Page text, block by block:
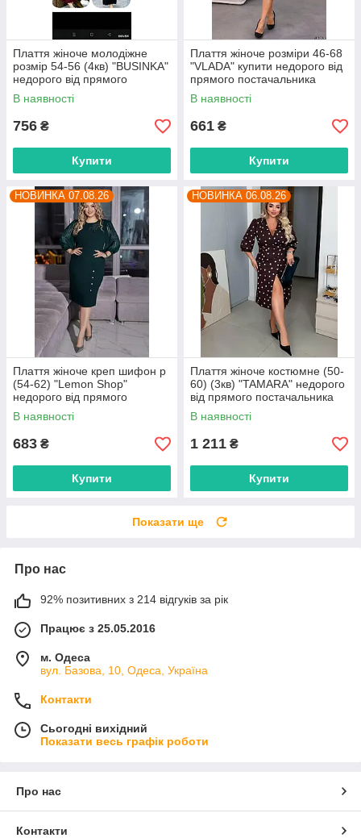
Плаття жіноче молодіжне
розмір 54-56 (4кв) "BUSINKA"
недорого від прямого
постачальника
В наявності
756 ₴
Купити
Плаття жіноче розміри 46-68
"VLADA" купити недорого від
прямого постачальника
В наявності
661 ₴
Купити
НОВИНКА 07.08.26
Плаття жіноче креп шифон р
(54-62) "Lemon Shop"
недорого від прямого
постачальника
В наявності
683 ₴
Купити
НОВИНКА 06.08.26
Плаття жіноче костюмне (50-
60) (3кв) "TAMARA" недорого
від прямого постачальника
В наявності
1 211 ₴
Купити
Показати ще
Про нас
92% позитивних з 214 відгуків за рік
Працює з 25.05.2016
м. Одеса
вул. Базова, 10, Одеса, Україна
Контакти
Сьогодні вихідний
Показати весь графік роботи
Про нас
Контакти